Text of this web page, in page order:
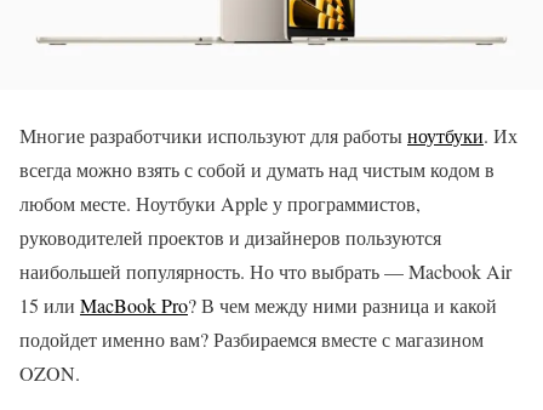
Многие разработчики используют для работыноутбуки. Их
всегда можно взять с собой и думать над чистым кодом в
любом месте. Ноутбуки Apple у программистов,
руководителей проектов и дизайнеров пользуются
наибольшей популярность. Но что выбрать — Macbook Air
15 или MacBook Pro? В чем между ними разница и какой
подойдет именно вам? Разбираемся вместе с магазином
OZON.